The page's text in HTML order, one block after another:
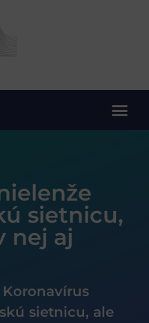
sietnicu,
nej aj
Koronavírus
sietnicu, ale